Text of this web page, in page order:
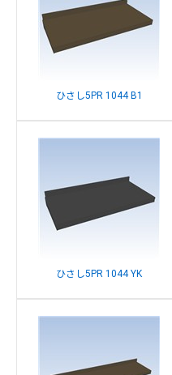
ひさし5PR 1044 B1
ひさし5PR 1044 YK